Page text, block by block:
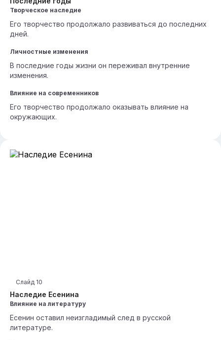
Творческое наследие
Его творчество продолжало развиваться до последних
дней.
Личностные изменения
В последние годы жизни он переживал внутренние
изменения.
Влияние на современников
Его творчество продолжало оказывать влияние на
окружающих.
Наследие Есенина
Слайд 10
Влияние на литературу
Есенин оставил неизгладимый след в русской
литературе.